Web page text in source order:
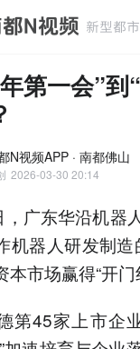
第一会”
N视频APP · 南都佛山
2026-03-30 20:14
广东华沿机器
机器人研发制
市场赢得“开门
第45家上市企